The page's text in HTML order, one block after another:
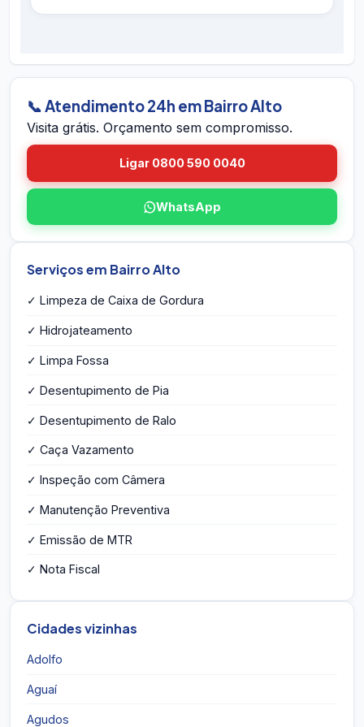
hidrojateamento completo e contratos
em Bairro Alto pelo site. A equipe vai até você
em Bairro Alto, avalia a caixa, mede o volume,
identifica eventuais problemas estruturais e
compromisso e sem taxa de visita.
📞 Atendimento 24h em Bairro Alto
Visita grátis. Orçamento sem compromisso.
Ligar 0800 590 0040
WhatsApp
Serviços em Bairro Alto
✓ Limpeza de Caixa de Gordura
✓ Hidrojateamento
✓ Limpa Fossa
✓ Desentupimento de Pia
✓ Desentupimento de Ralo
✓ Caça Vazamento
✓ Inspeção com Câmera
✓ Manutenção Preventiva
✓ Emissão de MTR
✓ Nota Fiscal
Cidades vizinhas
Adolfo
Aguaí
Agudos